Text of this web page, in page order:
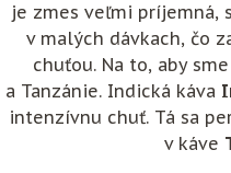
je zmes veľmi príjemná,
v malých dávkach, čo
chuťou. Na to, aby
a Tanzánie. Indická káva
intenzívnu chuť. Tá sa
v káve